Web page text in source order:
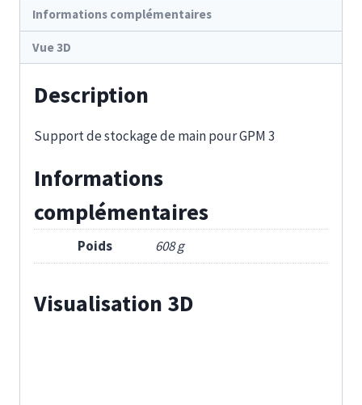
Informations complémentaires
Vue 3D
Description
Support de stockage de main pour GPM 3
Informations
complémentaires
Poids 608 g
Visualisation 3D